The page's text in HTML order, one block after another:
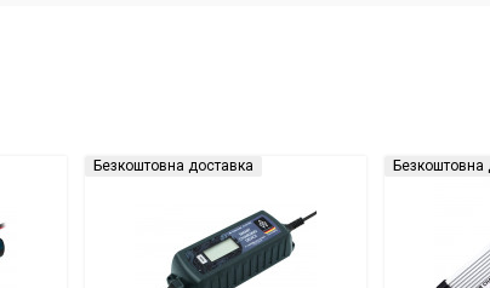
Безкоштовна доставка Безкоштовна